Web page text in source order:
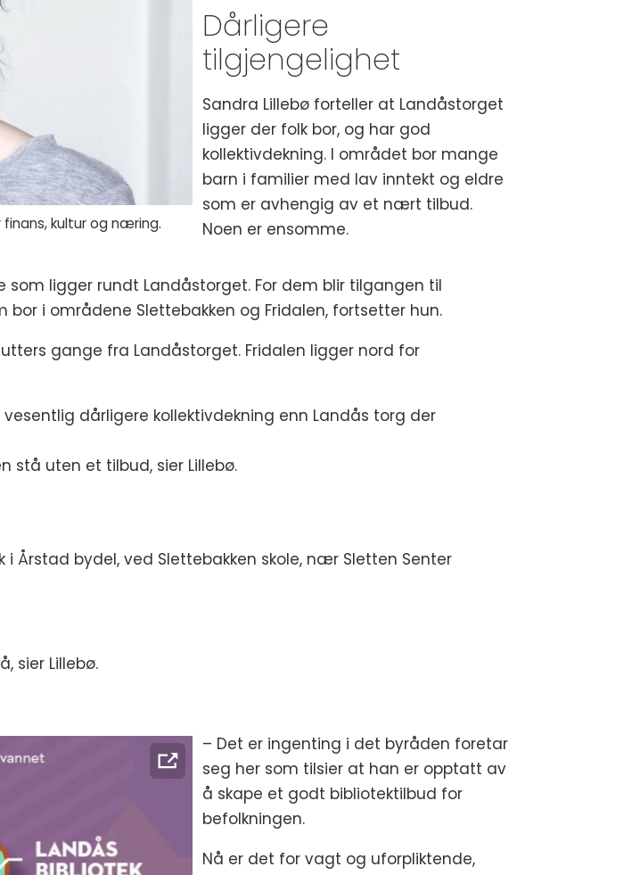
Vedtak i bystyret 25.03.26:
«Bystyret ber om at byrådet
fremmer en sak om flytting av
Landås bibliotek til Bergen
inkluderingssenter.»
En utredning knyttet til
ombyggingen av Slettebakken
skole er planlagt til høsten.
Denne skal inneholde planer for
kultur og næring.
Dårligere
tilgjengelighet
Sandra Lillebø forteller at Landåstorget
ligger der folk bor, og har god
kollektivdekning. I området bor mange
barn i familier med lav inntekt og eldre
som er avhengig av et nært tilbud.
Noen er ensomme.
ligger rundt Landåstorget. For dem blir tilgangen til
i områdene Slettebakken og Fridalen, fortsetter hun.
gange fra Landåstorget. Fridalen ligger nord for
dårligere kollektivdekning enn Landås torg der
stå uten et tilbud, sier Lillebø.
bydel, ved Slettebakken skole, nær Sletten Senter
sier Lillebø.
– Det er ingenting i det byråden foretar
seg her som tilsier at han er opptatt av
å skape et godt bibliotektilbud for
befolkningen.
Nå er det for vagt og uforpliktende,